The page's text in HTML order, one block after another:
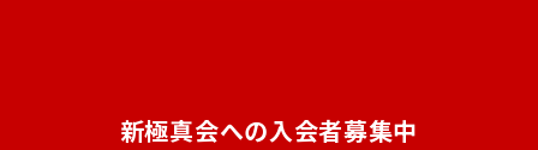
新極真会への入会者募集中